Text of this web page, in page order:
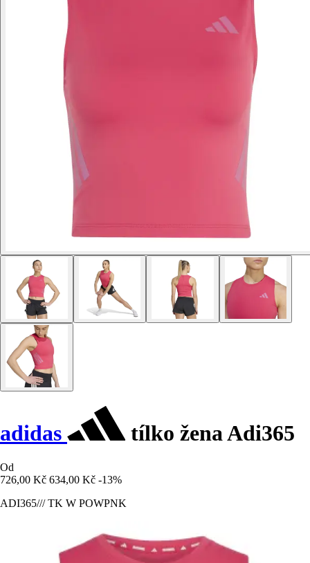
adidas tílko žena Adi365
Od
726,00 Kč 634,00 Kč -13%
ADI365/// TK W POWPNK